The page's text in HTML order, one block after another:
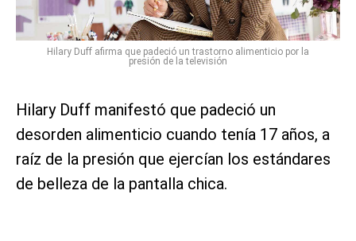
Hilary Duff afirma que padeció un trastorno alimenticio por la
presión de la televisión
Hilary Duff manifestó que padeció un
desorden alimenticio cuando tenía 17 años, a
raíz de la presión que ejercían los estándares
de belleza de la pantalla chica.